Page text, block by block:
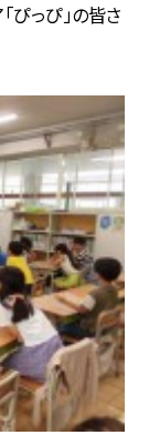
ぴっぴ」の皆さ